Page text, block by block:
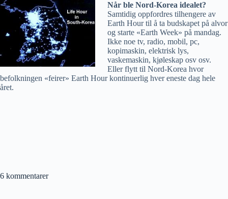
Når ble Nord-Korea idealet?
Samtidig oppfordres tilhengere av
Earth Hour til å ta budskapet på alvor
og starte «Earth Week» på mandag.
Ikke noe tv, radio, mobil, pc,
kopimaskin, elektrisk lys,
vaskemaskin, kjøleskap osv osv.
Eller flytt til Nord-Korea hvor
befolkningen «feirer» Earth Hour kontinuerlig hver eneste dag hele
året.
6 kommentarer